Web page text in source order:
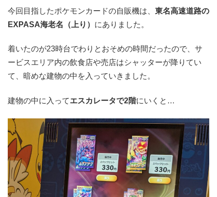
今回目指したポケモンカードの自販機は、 東名高速道路の
EXPASA海老名（上り） にありました。
着いたのが23時台でわりとおそめの時間だったので、サ
ービスエリア内の飲食店や売店はシャッターが降りてい
て、暗めな建物の中を入っていきました。
建物の中に入ってエスカレータで2階にいくと…